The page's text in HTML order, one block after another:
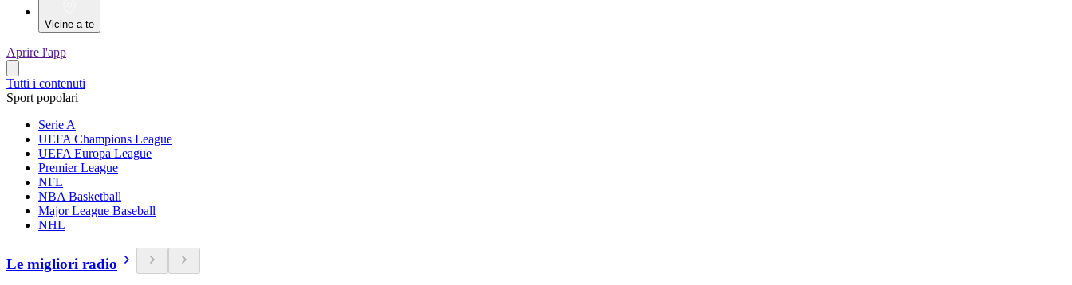
Vicine a te
Aprire l'app
Tutti i contenuti
Sport popolari
Serie A
UEFA Champions League
UEFA Europa League
Premier League
NFL
NBA Basketball
Major League Baseball
NHL
Le migliori radio